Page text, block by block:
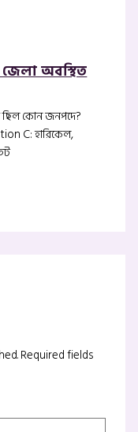
জেলা অবস্থিত
ছিল কোন জনপদে?
C: হারিকেল,
Required fields